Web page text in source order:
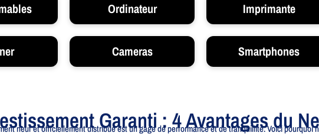
Ordinateur Imprimante
Cameras Smartphones
Garanti : 4 Avantages du
neuf et officiellement distribué est un gage de performance et de tranquillité. Voici pourquoi